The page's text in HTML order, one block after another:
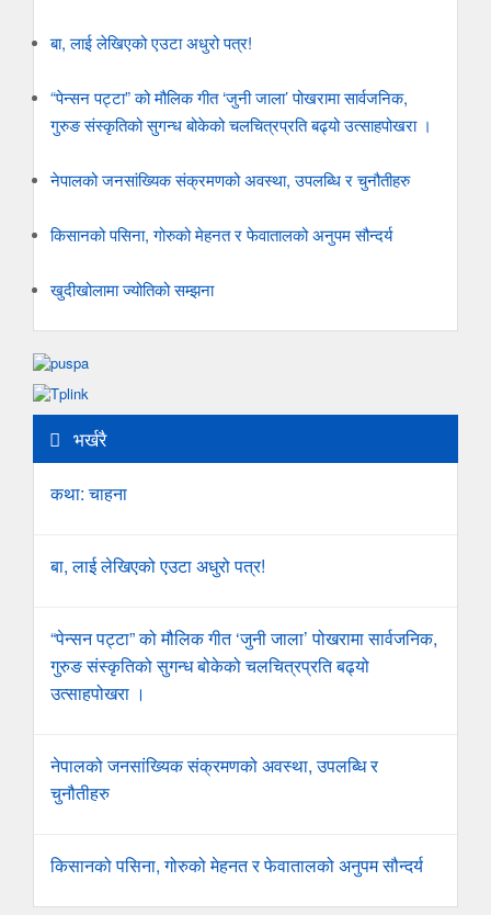
बा, लाई लेखिएको एउटा अधुरो पत्र!
“पेन्सन पट्टा” को मौलिक गीत ‘जुनी जाला’ पोखरामा सार्वजनिक,
गुरुङ संस्कृतिको सुगन्ध बोकेको चलचित्रप्रति बढ्यो उत्साहपोखरा ।
नेपालको जनसांख्यिक संक्रमणको अवस्था, उपलब्धि र चुनौतीहरु
किसानको पसिना, गोरुको मेहनत र फेवातालको अनुपम सौन्दर्य
खुदीखोलामा ज्योतिको सम्झना
भर्खरै
कथा: चाहना
बा, लाई लेखिएको एउटा अधुरो पत्र!
“पेन्सन पट्टा” को मौलिक गीत ‘जुनी जाला’ पोखरामा सार्वजनिक,
गुरुङ संस्कृतिको सुगन्ध बोकेको चलचित्रप्रति बढ्यो
उत्साहपोखरा ।
नेपालको जनसांख्यिक संक्रमणको अवस्था, उपलब्धि र
चुनौतीहरु
किसानको पसिना, गोरुको मेहनत र फेवातालको अनुपम सौन्दर्य